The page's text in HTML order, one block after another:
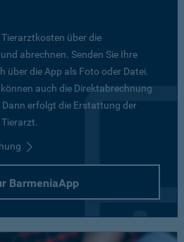
über die
abrechnen. Senden Sie Ihre
über die App als Foto oder Datei.
auch die Direktabrechnung
erfolgt die Erstattung der
BarmeniaApp